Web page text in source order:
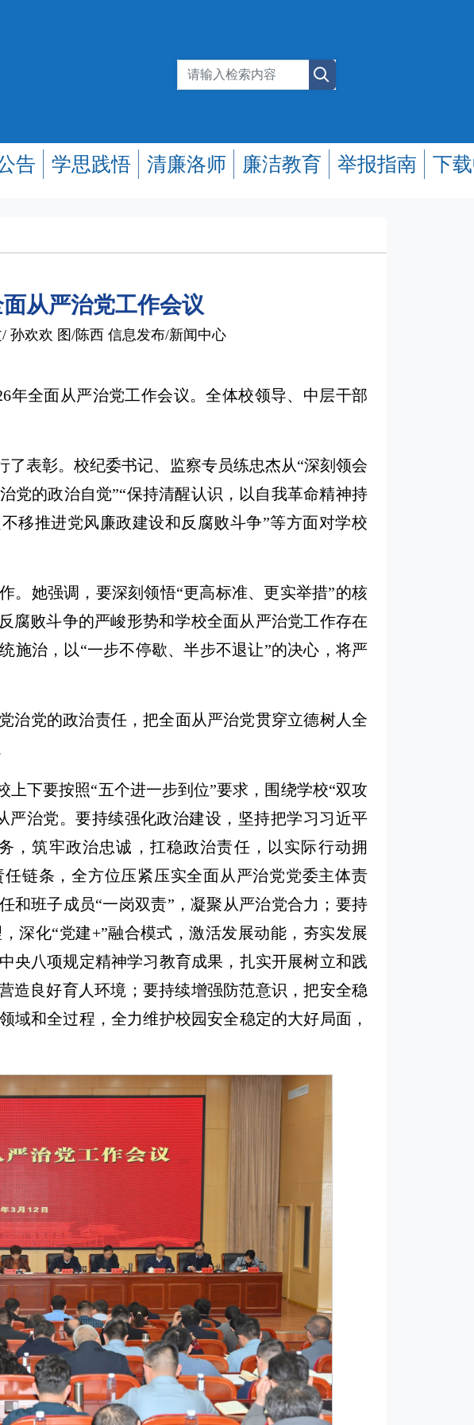
告 学思践悟 清廉洛师 廉洁教育 举报指南 下
从严治党工作会议
孙欢欢 图/陈西 信息发布/新闻中心
年全面从严治党工作会议。全体校领导、中层干部
了表彰。校纪委书记、监察专员练忠杰从“深刻领会
党的政治自觉”“保持清醒认识，以自我革命精神持
移推进党风廉政建设和反腐败斗争”等方面对学校
。她强调，要深刻领悟“更高标准、更实举措”的核
腐败斗争的严峻形势和学校全面从严治党工作存在
施治，以“一步不停歇、半步不退让”的决心，将严
治党的政治责任，把全面从严治党贯穿立德树人全
下要按照“五个进一步到位”要求，围绕学校“双攻
严治党。要持续强化政治建设，坚持把学习习近平
，筑牢政治忠诚，扛稳政治责任，以实际行动拥
链条，全方位压紧压实全面从严治党党委主体责
和班子成员“一岗双责”，凝聚从严治党合力；要持
深化“党建+”融合模式，激活发展动能，夯实发展
央八项规定精神学习教育成果，扎实开展树立和践
造良好育人环境；要持续增强防范意识，把安全稳
域和全过程，全力维护校园安全稳定的大好局面，